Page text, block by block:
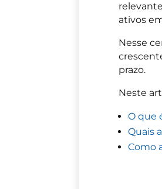
ativos
Nesse
prazo.
Neste
O que
Quais
Como